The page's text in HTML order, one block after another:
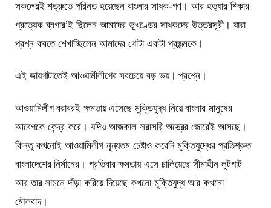
সকলেরই শত্রুতে পরিনত হয়েছেন বাংলার সাধক-গণ। আর হত্যার শিকার
প্রত্যেক ব্লগার’ই ছিলেন আমাদের ভূখণ্ডের সাধকদের উত্তরসূরী। যারা
প্রশ্ন করতে শেখাচ্ছিলেন আমাদের গোটা একটা প্রজন্মকে।
এই জায়গাটাতেই আওয়ামীলীগের সবচেয়ে বড় ভয়। প্রশ্নে।
আওয়ামিলীগ বরাবরই ক্ষমতায় এসেছে মুক্তিযুদ্ধ নিয়ে বাংলার মানুষের
আবেগকে কেন্দ্র করে। যদিও আজকাল সরাসরি অস্ত্রের জোরেই আসছে।
কিন্তু কখনোই আওয়ামিলীগ নূন্যতম চেষ্টাও করেনি মুক্তিযুদ্ধের প্রতিশ্রুত
বাংলাদেশের নির্মানের। প্রতিবার ক্ষমতায় এসে চালিয়েছে সীমাহীন লুটপাট
আর তার সামনে দাঁড়া করিয়ে দিয়েছে কখনো মুক্তিযুদ্ধ আর কখনো
মৌলবাদ।